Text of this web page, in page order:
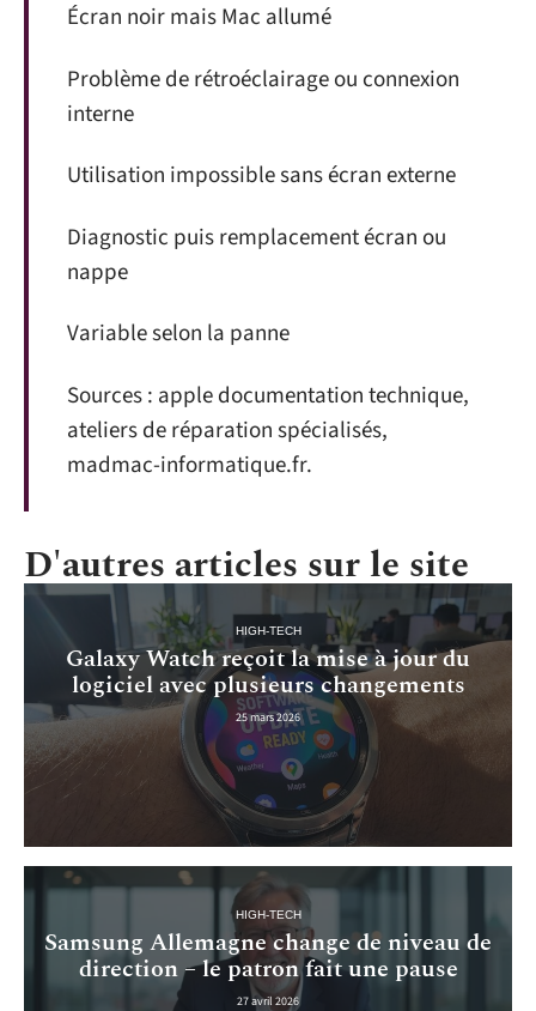
Écran noir mais Mac allumé
Problème de rétroéclairage ou connexion
interne
Utilisation impossible sans écran externe
Diagnostic puis remplacement écran ou
nappe
Variable selon la panne
Sources : apple documentation technique,
ateliers de réparation spécialisés,
madmac-informatique.fr.
D'autres articles sur le site
HIGH-TECH
Galaxy Watch reçoit la mise à jour du
logiciel avec plusieurs changements
25 mars 2026
HIGH-TECH
Samsung Allemagne change de niveau de
direction – le patron fait une pause
27 avril 2026